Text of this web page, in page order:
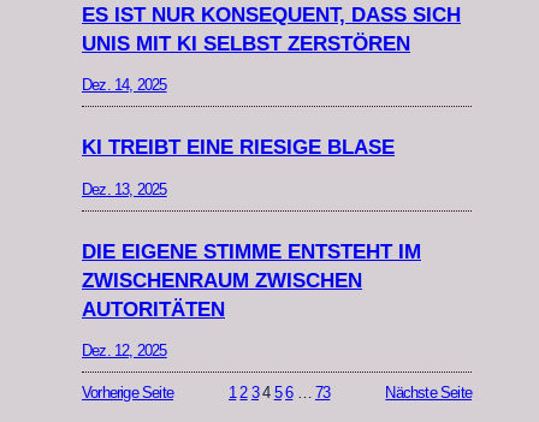
ES IST NUR KONSEQUENT, DASS SICH
UNIS MIT KI SELBST ZERSTÖREN
Dez. 14, 2025
KI TREIBT EINE RIESIGE BLASE
Dez. 13, 2025
DIE EIGENE STIMME ENTSTEHT IM
ZWISCHENRAUM ZWISCHEN
AUTORITÄTEN
Dez. 12, 2025
Vorherige Seite 1 2 3 4 5 6 … 73 Nächste Seite